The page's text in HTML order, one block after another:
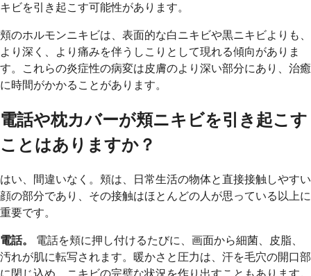
キビを引き起こす可能性があります。
頬のホルモンニキビは、表面的な白ニキビや黒ニキビよりも、
より深く、より痛みを伴うしこりとして現れる傾向がありま
す。これらの炎症性の病変は皮膚のより深い部分にあり、治癒
に時間がかかることがあります。
電話や枕カバーが頬ニキビを引き起こす
ことはありますか？
はい、間違いなく。頬は、日常生活の物体と直接接触しやすい
顔の部分であり、その接触はほとんどの人が思っている以上に
重要です。
電話。
電話を頬に押し付けるたびに、画面から細菌、皮脂、
汚れが肌に転写されます。暖かさと圧力は、汗を毛穴の開口部
に閉じ込め、ニキビの完璧な状況を作り出すこともあります。